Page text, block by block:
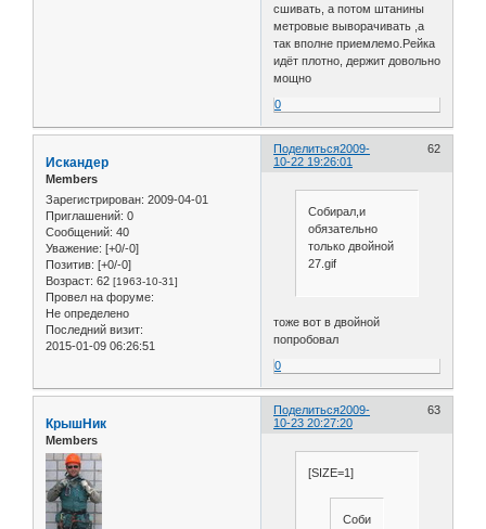
сшивать, а потом штанины
метровые выворачивать ,а
так вполне приемлемо.Рейка
идёт плотно, держит довольно
мощно
0
Поделиться 62
2009-
10-22 19:26:01
Искандер
Members
Зарегистрирован: 2009-04-01
Приглашений: 0
Сообщений: 40
Уважение: [+0/-0]
Позитив: [+0/-0]
Возраст: 62 [1963-10-31]
Провел на форуме:
Не определено
Последний визит:
2015-01-09 06:26:51
Собирал,и
обязательно
только двойной
27.gif
тоже вот в двойной
попробовал
0
Поделиться 63
2009-
10-23 20:27:20
КрышНик
Members
[SIZE=1]
Собирал,и